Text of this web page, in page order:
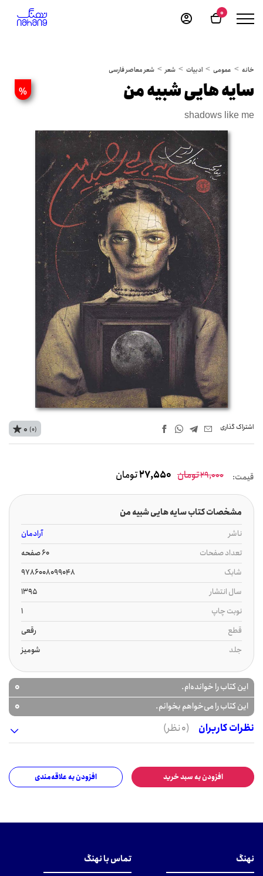
0
خانه عمومی ادبیات شعر شعر معاصر فارسی
% سایه هایی شبیه من
shadows like me
اشتراک‌ گذاری 0 (0)
قیمت: 29,000تومان 27,550تومان
مشخصات کتاب سایه هایی شبیه من
ناشر
آرادمان
تعداد صفحات
60 صفحه
شابک
9786008099048
سال انتشار
1395
نوبت چاپ
1
قطع
رقعی
جلد
شومیز
این کتاب را خوانده‌ام. 0
این کتاب را می‌خواهم بخوانم.
0
نظرات کاربران
(0 نظر)
افزودن به سبد خرید افزودن به علاقه‌مندی
نهنگ تماس با نهنگ